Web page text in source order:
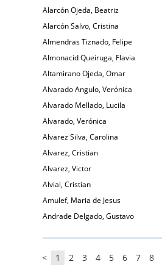
Alarcón Ojeda, Beatriz
Alarcón Salvo, Cristina
Almendras Tiznado, Felipe
Almonacid Queiruga, Flavia
Altamirano Ojeda, Omar
Alvarado Angulo, Verónica
Alvarado Mellado, Lucila
Alvarado, Verónica
Alvarez Silva, Carolina
Alvarez, Cristian
Alvarez, Victor
Alvial, Cristian
Amulef, Maria de Jesus
Andrade Delgado, Gustavo
< 1 2 3 4 5 6 7 8